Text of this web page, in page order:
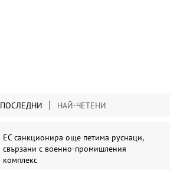
ПОСЛЕДНИ НАЙ-ЧЕТЕНИ
ЕС санкционира още петима руснаци,
свързани с военно-промишления
комплекс